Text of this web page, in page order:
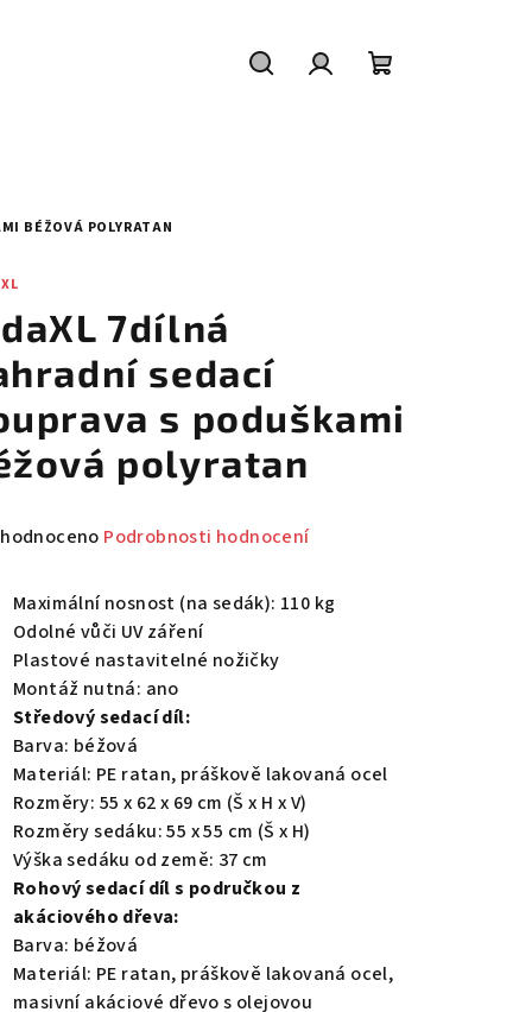
BÉŽOVÁ POLYRATAN
7dílná
sedací
s poduškami
polyratan
Podrobnosti hodnocení
Maximální nosnost (na sedák): 110 kg
Odolné vůči UV záření
Plastové nastavitelné nožičky
Montáž nutná: ano
Středový sedací díl:
Barva: béžová
Materiál: PE ratan, práškově lakovaná ocel
Rozměry: 55 x 62 x 69 cm (Š x H x V)
Rozměry sedáku: 55 x 55 cm (Š x H)
Výška sedáku od země: 37 cm
Rohový sedací díl s područkou z
akáciového dřeva:
Barva: béžová
Materiál: PE ratan, práškově lakovaná ocel,
masivní akáciové dřevo s olejovou